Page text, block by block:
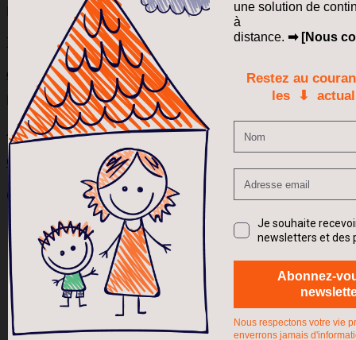
Envoyer un e-mail
ensinokerlann@gmail.com
Adresse
Cotovia, Sesimbra, Portugal
Contenu informatif
Guider chaque enfant vers la réussite
Quelles méthodes choisir
Autorisation d’instruction en famille IEF (enfants de 3 à
16 ans)
Cours KER LANN accessibles partout dans le monde
Cours et la pédagogie de l'IEF Ker Lann
IEF au Portugal pour les enfants Français
Communauté française au Portugal